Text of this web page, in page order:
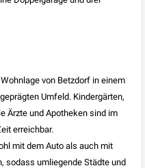
von Betzdorf in einem
Umfeld. Kindergärten,
Ärzte und Apotheken sind im
erreichbar.
mit dem Auto als auch mit
sodass umliegende Städte und